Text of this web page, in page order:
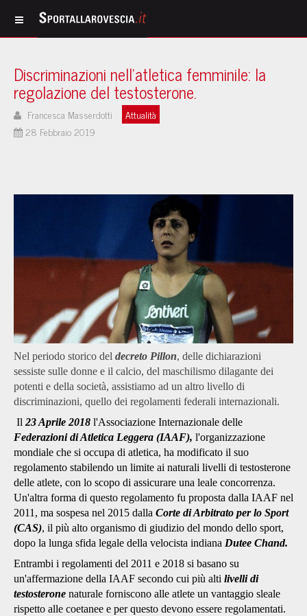
Discriminazioni nell'atletica femminile: la
regolazione del testosterone.
Francesca Masserdotti
Attualità
28 Febbraio 2019
Nel periodo storico del decreto Pillon, delle dichiarazioni
sessiste sulle donne e il calcio, del maschilismo dilagante dei
potenti e della società, assistiamo ad un altro livello di
discriminazioni, quello dei regolamenti federali internazionali.
Il 23 Aprile 2018 l'Associazione Internazionale delle
Federazioni di Atletica Leggera (IAAF), l'organizzazione
mondiale che si occupa di atletica, ha modificato il suo
regolamento stabilendo un limite ai naturali livelli di testosterone
delle atlete, con lo scopo di assicurare una leale concorrenza.
Un'altra forma di questo regolamento fu proposta dalla IAAF nel
2011, ma sospesa nel 2015 dalla Corte di Arbitrato per lo Sport
(CAS), il più alto organismo di giudizio del mondo dello sport,
dopo la lunga sfida legale della velocista indiana Dutee Chand.
Entrambi i regolamenti del 2011 e 2018 si basano su
un'affermazione della IAAF secondo cui più alti livelli di
testosterone naturale forniscono alle atlete un vantaggio sleale
rispetto alle coetanee e per questo devono essere regolamentati.